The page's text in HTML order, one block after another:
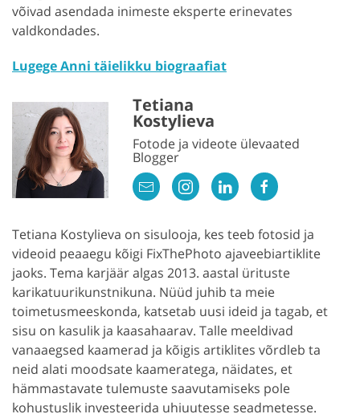
võivad asendada inimeste eksperte erinevates
valdkondades.
Lugege Anni täielikku biograafiat
Tetiana
Kostylieva
Fotode ja videote ülevaated
Blogger
Tetiana Kostylieva on sisulooja, kes teeb fotosid ja
videoid peaaegu kõigi FixThePhoto ajaveebiartiklite
jaoks. Tema karjäär algas 2013. aastal ürituste
karikatuurikunstnikuna. Nüüd juhib ta meie
toimetusmeeskonda, katsetab uusi ideid ja tagab, et
sisu on kasulik ja kaasahaarav. Talle meeldivad
vanaaegsed kaamerad ja kõigis artiklites võrdleb ta
neid alati moodsate kaameratega, näidates, et
hämmastavate tulemuste saavutamiseks pole
kohustuslik investeerida uhiuutesse seadmetesse.